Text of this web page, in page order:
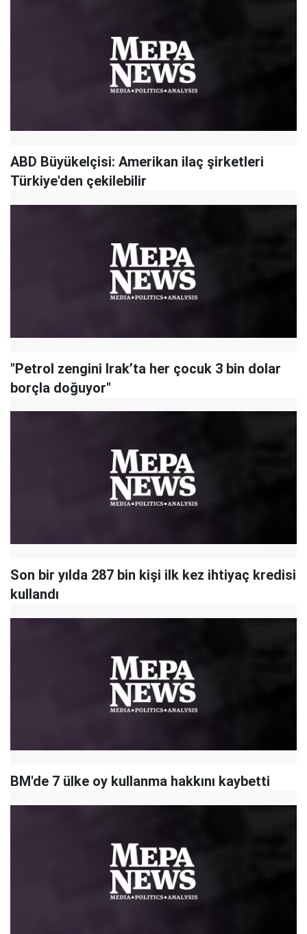
ABD Büyükelçisi: Amerikan ilaç şirketleri
Türkiye'den çekilebilir
"Petrol zengini Irak’ta her çocuk 3 bin dolar
borçla doğuyor"
Son bir yılda 287 bin kişi ilk kez ihtiyaç kredisi
kullandı
BM'de 7 ülke oy kullanma hakkını kaybetti